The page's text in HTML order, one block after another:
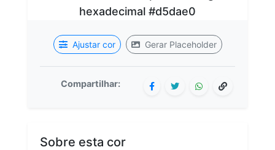
Ajustar cor Gerar Placeholder
Compartilhar:
Sobre esta cor